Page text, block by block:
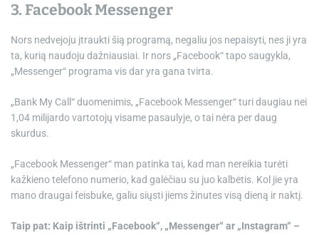
3. Facebook Messenger
Nors nedvejoju įtraukti šią programą, negaliu jos nepaisyti, nes ji yra
ta, kurią naudoju dažniausiai. Ir nors „Facebook“ tapo saugykla,
„Messenger“ programa vis dar yra gana tvirta.
„Bank My Call“ duomenimis, „Facebook Messenger“ turi daugiau nei
1,04 milijardo vartotojų visame pasaulyje, o tai nėra per daug
skurdus.
„Facebook Messenger“ man patinka tai, kad man nereikia turėti
kažkieno telefono numerio, kad galėčiau su juo kalbėtis. Kol jie yra
mano draugai feisbuke, galiu siųsti jiems žinutes visą dieną ir naktį.
Taip pat: Kaip ištrinti „Facebook“, „Messenger“ ar „Instagram“ –